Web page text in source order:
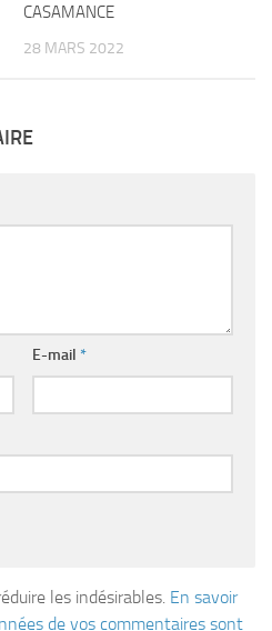
CASAMANCE
28 MARS 2022
E-mail *
les indésirables. En savoir
de vos commentaires sont